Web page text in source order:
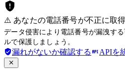
⚠️ あなたの電話番号が不正に取
データ侵害により電話番号が漏洩す
ルで保護しましょう。
漏れがないか確認する APIを